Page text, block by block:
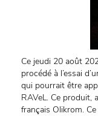
Ce jeudi 20 août
procédé à l’essai
qui pourrait être
RAVeL. Ce produit,
français Olikrom.